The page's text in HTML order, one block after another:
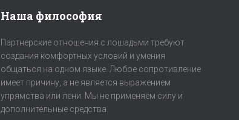
Наша философия
Партнерские отношения с лошадьми требуют
создания комфортных условий и умения
общаться на одном языке. Любое сопротивление
имеет причину, а не является выражением
упрямства или лени. Мы не применяем силу и
дополнительные средства.